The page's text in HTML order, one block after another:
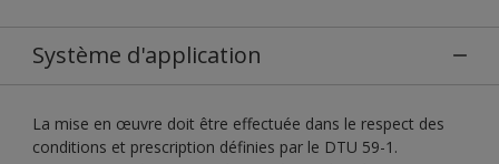
Système d'application
La mise en œuvre doit être effectuée dans le respect des
conditions et prescription définies par le DTU 59-1.